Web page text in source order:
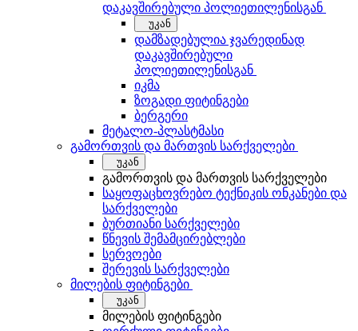
დაკავშირებული პოლიეთილენისგან
უკან
დამზადებულია ჯვარედინად
დაკავშირებული
პოლიეთილენისგან
იკმა
ზოგადი ფიტინგები
ბერგერი
მეტალო-პლასტმასი
გამორთვის და მართვის სარქველები
უკან
გამორთვის და მართვის სარქველები
საყოფაცხოვრებო ტექნიკის ონკანები და
სარქველები
ბურთიანი სარქველები
წნევის შემამცირებლები
სერვოები
შერევის სარქველები
მილების ფიტინგები
უკან
მილების ფიტინგები